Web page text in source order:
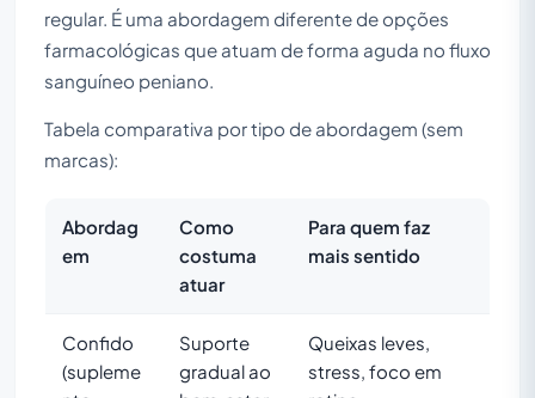
regular. É uma abordagem diferente de opções
farmacológicas que atuam de forma aguda no fluxo
sanguíneo peniano.
Tabela comparativa por tipo de abordagem (sem
marcas):
Abordag
em
Como
costuma
atuar
Para quem faz
mais sentido
Confido
(supleme
Suporte
gradual ao
Queixas leves,
stress, foco em